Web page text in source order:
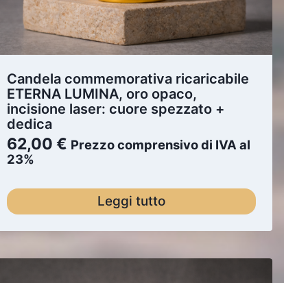
Candela commemorativa ricaricabile
ETERNA LUMINA, oro opaco,
incisione laser: cuore spezzato +
dedica
62,00€ Prezzo comprensivo di IVA al
23%
Leggi tutto